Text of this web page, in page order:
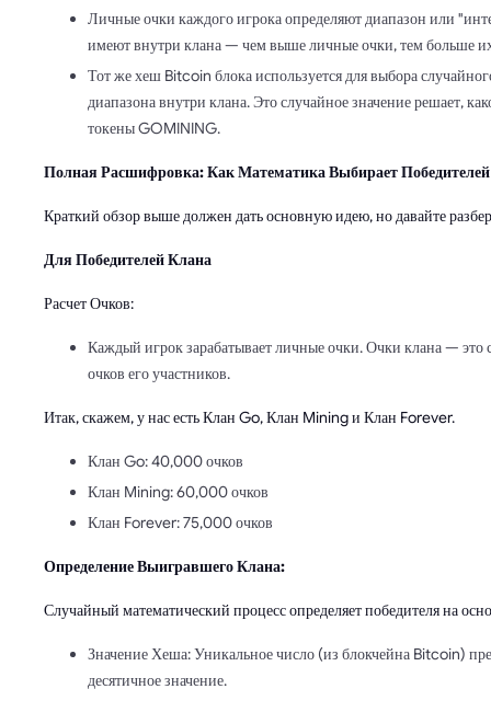
Личные очки каждого игрока определяют диапазон или
имеют внутри клана — чем выше личные очки, тем больше
Тот же хеш Bitcoin блока используется для выбора
диапазона внутри клана. Это случайное значение решает,
токены GOMINING.
Полная Расшифровка: Как Математика Выбирает Победителей
Краткий обзор выше должен дать основную идею, но давайте
Для Победителей Клана
Расчет Очков:
Каждый игрок зарабатывает личные очки. Очки клана — это
очков его участников.
Итак, скажем, у нас есть Клан Go, Клан Mining и Клан Forever.
Клан Go: 40,000 очков
Клан Mining: 60,000 очков
Клан Forever: 75,000 очков
Определение Выигравшего Клана:
Случайный математический процесс определяет победителя на
Значение Хеша: Уникальное число (из блокчейна Bitcoin)
десятичное значение.